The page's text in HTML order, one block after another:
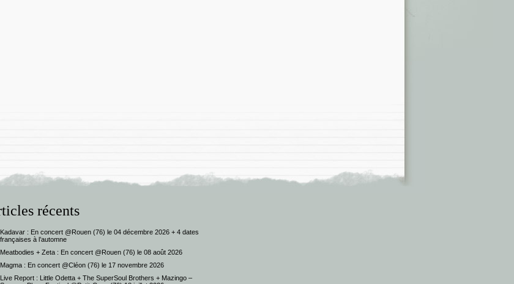
récents
Kadavar : En concert @Rouen (76) le 04 décembre 2026 + 4 dates
françaises à l’automne
Meatbodies + Zeta : En concert @Rouen (76) le 08 août 2026
Magma : En concert @Cléon (76) le 17 novembre 2026
Live Report : Little Odetta + The SuperSoul Brothers + Mazingo –